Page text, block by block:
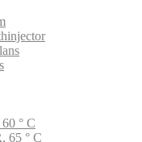
° C
65 ° C